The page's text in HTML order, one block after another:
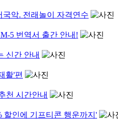
악. 전래놀이 자격연수
5 번역서 출간 안내!
신간 안내
활'편
천 시간안내
할인에 기프티콘 행운까지'